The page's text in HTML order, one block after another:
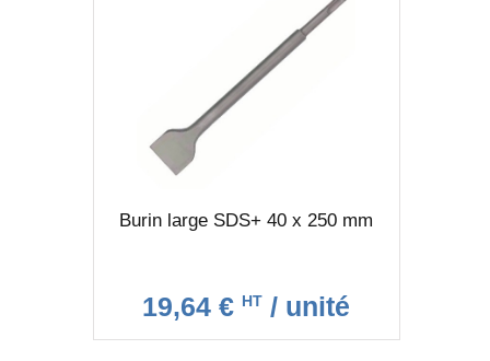
Burin large SDS+ 40 x 250 mm
19,64 € HT / unité